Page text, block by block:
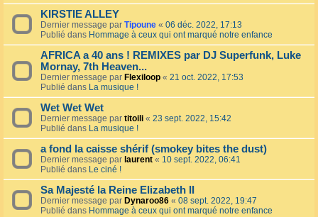
KIRSTIE ALLEY
Dernier message par Tipoune « 06 déc. 2022, 17:13
Publié dans Hommage à ceux qui ont marqué notre enfance
AFRICA a 40 ans ! REMIXES par DJ Superfunk, Luke
Mornay, 7th Heaven...
Dernier message par Flexiloop « 21 oct. 2022, 17:53
Publié dans La musique !
Wet Wet Wet
Dernier message par titoili « 23 sept. 2022, 15:42
Publié dans La musique !
a fond la caisse shérif (smokey bites the dust)
Dernier message par laurent « 10 sept. 2022, 06:41
Publié dans Le ciné !
Sa Majesté la Reine Elizabeth II
Dernier message par Dynaroo86 « 08 sept. 2022, 19:47
Publié dans Hommage à ceux qui ont marqué notre enfance